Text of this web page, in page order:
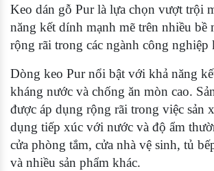
Keo dán gỗ Pur là lựa chọn vượt trội
năng kết dính mạnh mẽ trên nhiều bề
rộng rãi trong các ngành công nghiệp
Dòng keo Pur nổi bật với khả năng
kháng nước và chống ăn mòn cao.
được áp dụng rộng rãi trong việc sản
dụng tiếp xúc với nước và độ ẩm
cửa phòng tắm, cửa nhà vệ sinh, tủ
và nhiều sản phẩm khác.